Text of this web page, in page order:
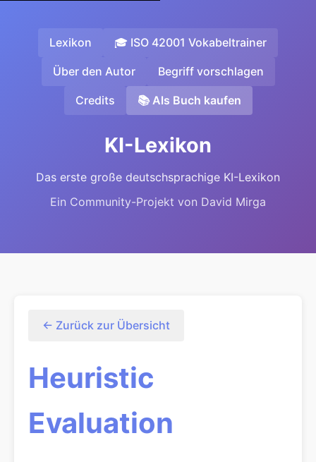
Lexikon 🎓 ISO 42001 Vokabeltrainer
Über den Autor Begriff vorschlagen
Credits 📚 Als Buch kaufen
KI-Lexikon
Das erste große deutschsprachige KI-Lexikon
Ein Community-Projekt von David Mirga
← Zurück zur Übersicht
Heuristic
Evaluation